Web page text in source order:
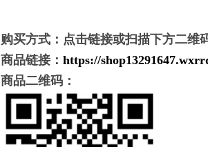
购买方式：点击链接或扫描下方二维
商品链接： https://
商品二维码：